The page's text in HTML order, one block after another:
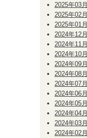
2025年03月
2025年02月
2025年01月
2024年12月
2024年11月
2024年10月
2024年09月
2024年08月
2024年07月
2024年06月
2024年05月
2024年04月
2024年03月
2024年02月